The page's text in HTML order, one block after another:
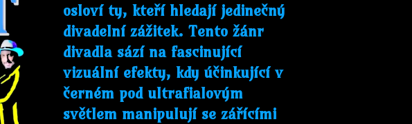
osloví ty, kteří hledají jedinečný
divadelní zážitek. Tento žánr
divadla sází na fascinující
vizuální efekty, kdy účinkující v
černém pod ultrafialovým
světlem manipulují se zářícími